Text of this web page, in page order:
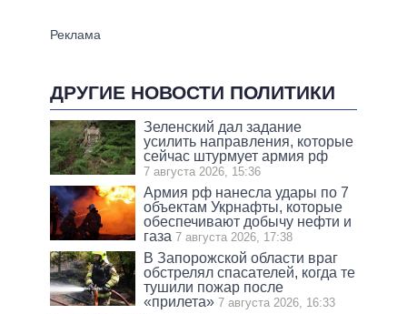
ДРУГИЕ НОВОСТИ ПОЛИТИКИ
Зеленский дал задание
усилить направления, которые
сейчас штурмует армия рф
7 августа 2026, 15:36
Армия рф нанесла удары по 7
объектам Укрнафты, которые
обеспечивают добычу нефти и
газа 7 августа 2026, 17:38
В Запорожской области враг
обстрелял спасателей, когда те
тушили пожар после
«прилета» 7 августа 2026, 16:33